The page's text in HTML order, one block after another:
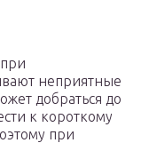
неприятные
добраться до
к короткому
при